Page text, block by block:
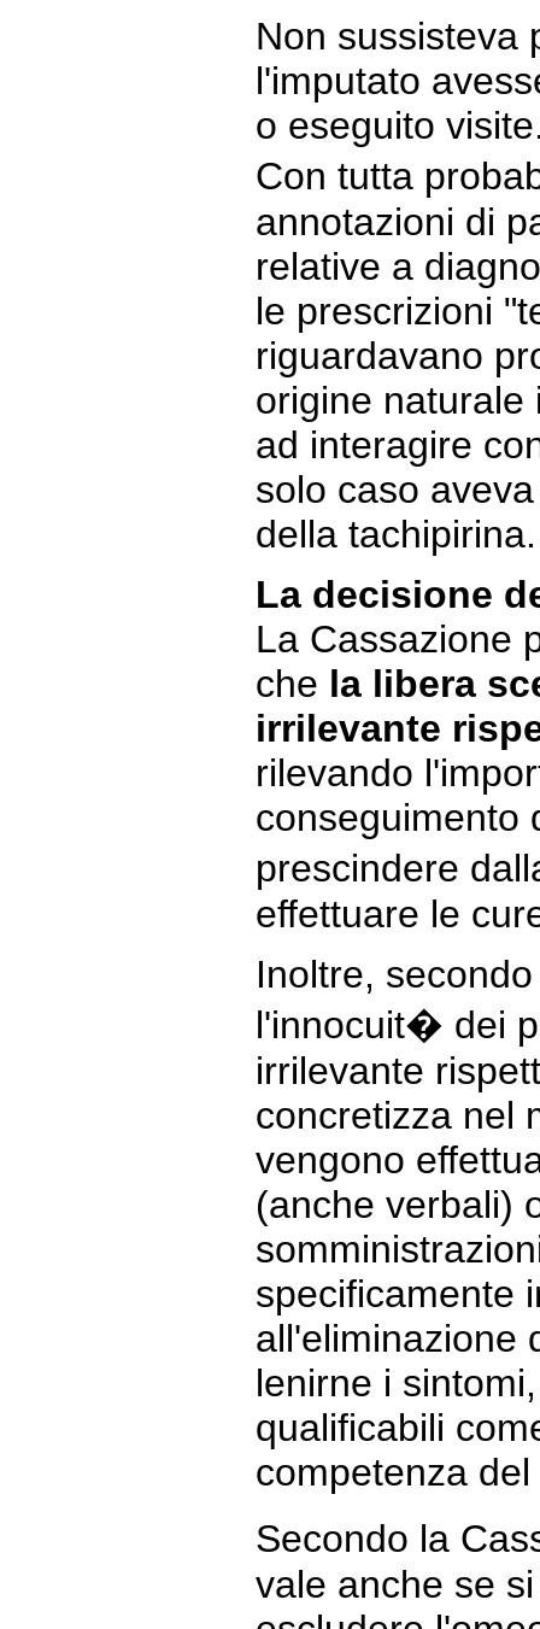
Non sussisteva
l'imputato
o eseguito
Con tutta
annotazioni di
relative a
le prescrizioni
riguardavano
origine naturale
ad interagire
solo caso
della tachipirina.
La decisione
La Cassazione
che la libera
irrilevante
rilevando
conseguimento
prescindere
effettuare le
Inoltre,
l'innocuit� dei
irrilevante
concretizza nel
vengono
(anche verbali)
specificamente
all'eliminazione
lenirne i
qualificabili
competenza
Secondo la
vale anche se